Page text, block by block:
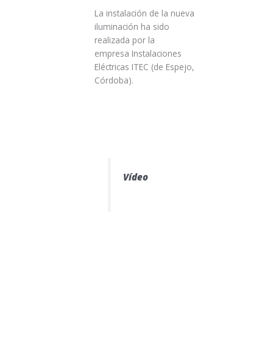
La instalación de la nueva
iluminación ha sido
realizada por la
empresa Instalaciones
Eléctricas ITEC (de Espejo,
Córdoba).
Vídeo